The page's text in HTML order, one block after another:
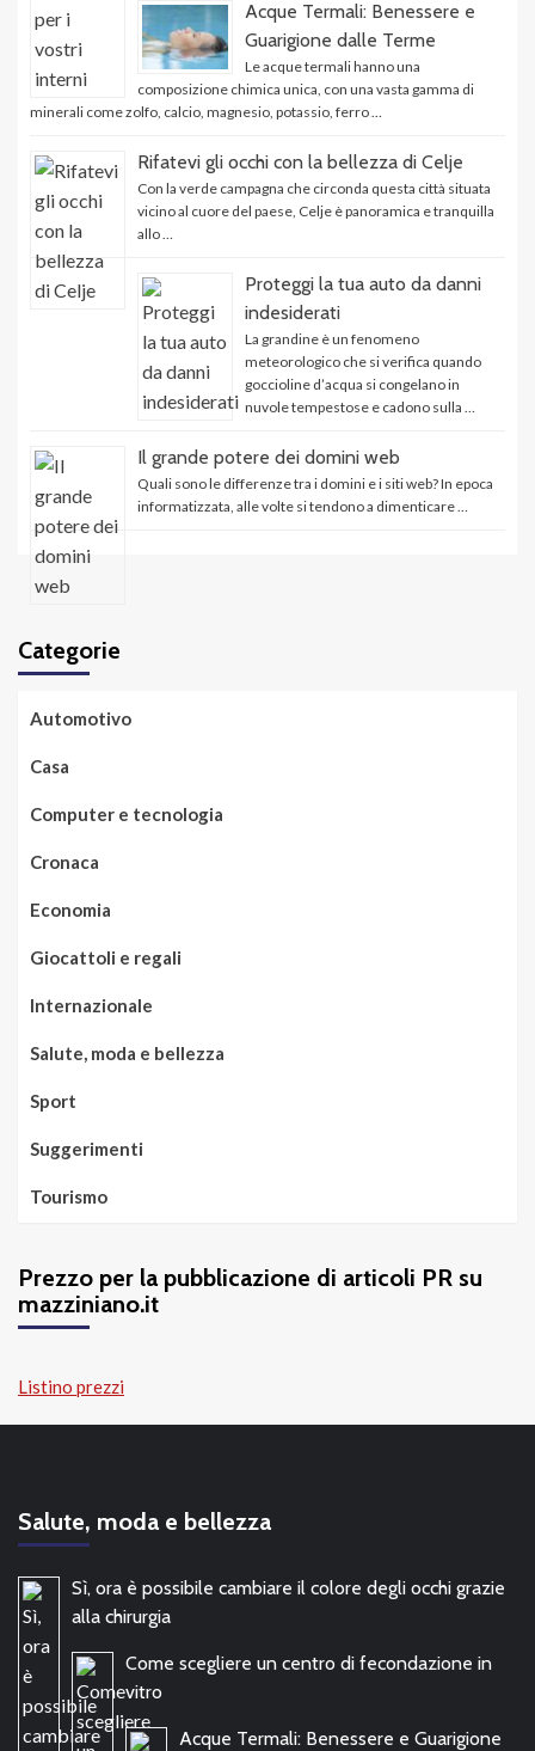
Acque Termali: Benessere e
Guarigione dalle Terme
Le acque termali hanno una
composizione chimica unica, con una vasta gamma di
minerali come zolfo, calcio, magnesio, potassio, ferro …
Rifatevi gli occhi con la bellezza di Celje
Con la verde campagna che circonda questa città situata
vicino al cuore del paese, Celje è panoramica e tranquilla
allo …
Proteggi la tua auto da danni
indesiderati
La grandine è un fenomeno
meteorologico che si verifica quando
goccioline d’acqua si congelano in
nuvole tempestose e cadono sulla …
Il grande potere dei domini web
Quali sono le differenze tra i domini e i siti web? In epoca
informatizzata, alle volte si tendono a dimenticare …
Categorie
Automotivo
Casa
Computer e tecnologia
Cronaca
Economia
Giocattoli e regali
Internazionale
Salute, moda e bellezza
Sport
Suggerimenti
Tourismo
Prezzo per la pubblicazione di articoli PR su
mazziniano.it
Listino prezzi
Salute, moda e bellezza
Sì, ora è possibile cambiare il colore degli occhi grazie
alla chirurgia
Come scegliere un centro di fecondazione in
vitro
Acque Termali: Benessere e Guarigione